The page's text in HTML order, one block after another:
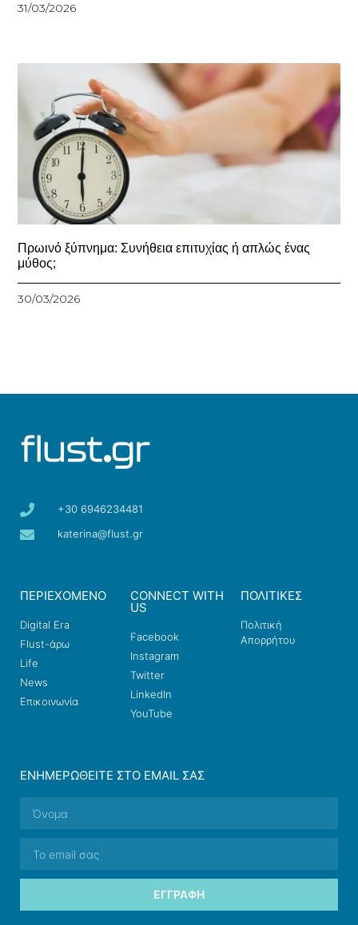
31/03/2026
Πρωινό ξύπνημα: Συνήθεια επιτυχίας ή απλώς ένας
μύθος;
30/03/2026
+30 6946234481
katerina@flust.gr
ΠΕΡΙΕΧΟΜΕΝΟ
Digital Era
Flust-άρω
Life
News
Επικοινωνία
CONNECT WITH
US
Facebook
Instagram
Twitter
LinkedIn
YouTube
ΠΟΛΙΤΙΚΕΣ
Πολιτική
Απορρήτου
ΕΝΗΜΕΡΩΘΕΊΤΕ ΣΤΟ EMAIL ΣΑΣ
ΕΓΓΡΑΦΉ